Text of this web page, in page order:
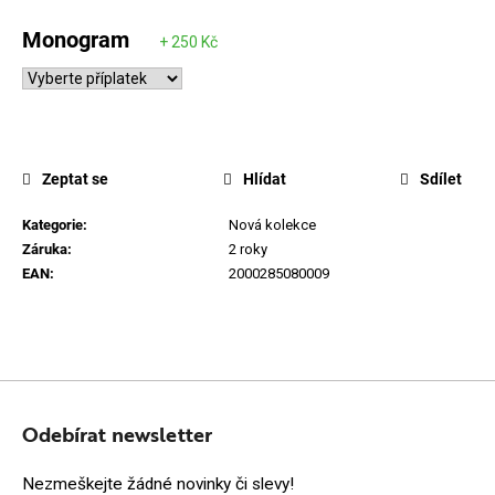
Monogram
Kategorie:
Nová kolekce
Záruka:
2 roky
EAN: 2000285080009
Zeptat se Hlídat Sdílet
Z
Odebírat newsletter
Nezmeškejte žádné novinky či slevy!